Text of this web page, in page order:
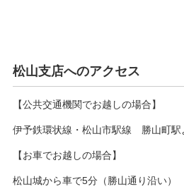
松山支店へのアクセス
【公共交通機関でお越しの場合】
伊予鉄環状線・松山市駅線 勝山町駅
【お車でお越しの場合】
松山城から車で5分（勝山通り沿い）